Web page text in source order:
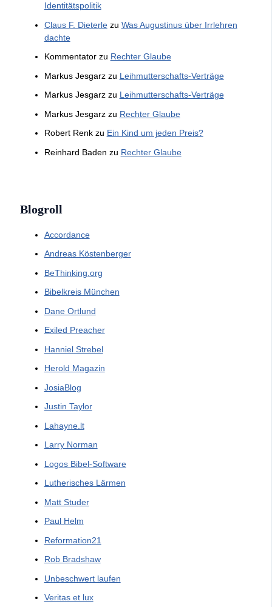
Identitätspolitik
Claus F. Dieterlezu Was Augustinus über Irrlehren
dachte
Kommentatorzu Rechter Glaube
Markus Jesgarzzu Leihmutterschafts-Verträge
Markus Jesgarzzu Leihmutterschafts-Verträge
Markus Jesgarzzu Rechter Glaube
Robert Renkzu Ein Kind um jeden Preis?
Reinhard Baden zu Rechter Glaube
Blogroll
Accordance
Andreas Köstenberger
BeThinking.org
Bibelkreis München
Dane Ortlund
Exiled Preacher
Hanniel Strebel
Herold Magazin
JosiaBlog
Justin Taylor
Lahayne.lt
Larry Norman
Logos Bibel-Software
Lutherisches Lärmen
Matt Studer
Paul Helm
Reformation21
Rob Bradshaw
Unbeschwert laufen
Veritas et lux